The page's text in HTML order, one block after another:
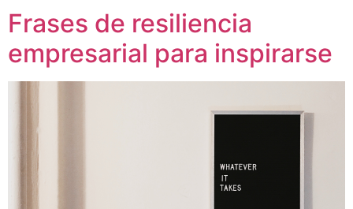
Frases de resiliencia
empresarial para inspirarse